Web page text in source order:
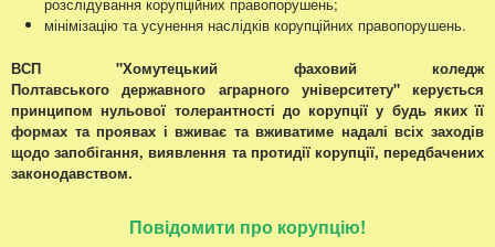
мінімізацію та усунення наслідків корупційних правопорушень.
ВСП "Хомутецький фаховий коледж
Полтавського державного аграрного університету" керується
принципом нульової толерантності до корупції у будь яких її
формах та проявах і вживає та вживатиме надалі всіх заходів
щодо запобігання, виявлення та протидії корупції, передбачених
законодавством.
Повідомити про корупцію!